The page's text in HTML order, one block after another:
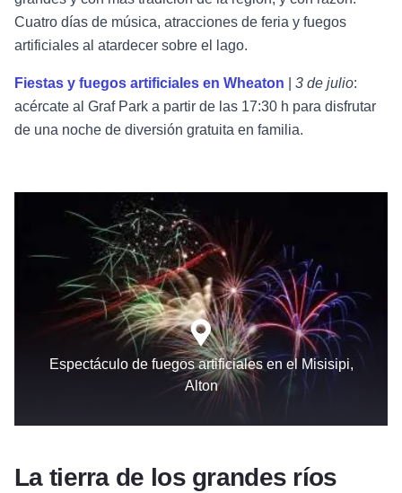
Cuatro días de música, atracciones de feria y fuegos
artificiales al atardecer sobre el lago.
Fiestas y fuegos artificiales en Wheaton 3 de julio:
acércate al Graf Park a partir de las 17:30 h para disfrutar
de una noche de diversión gratuita en familia.
Espectáculo de fuegos artificiales en el Misisipi,
Alton
La tierra de los grandes ríos